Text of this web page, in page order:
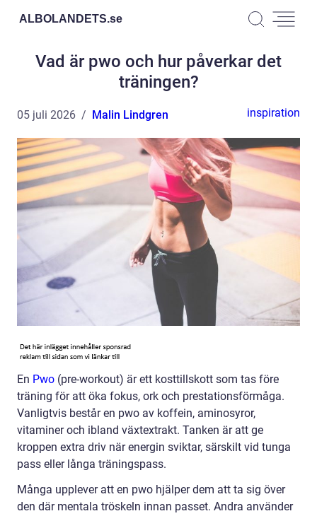
ALBOLANDETS.se
Vad är pwo och hur påverkar det
träningen?
05 juli 2026 Malin Lindgren inspiration
En Pwo (pre-workout) är ett kosttillskott som tas före
träning för att öka fokus, ork och prestationsförmåga.
Vanligtvis består en pwo av koffein, aminosyror,
vitaminer och ibland växtextrakt. Tanken är att ge
kroppen extra driv när energin sviktar, särskilt vid tunga
pass eller långa träningspass.
Många upplever att en pwo hjälper dem att ta sig över
den där mentala tröskeln innan passet. Andra använder